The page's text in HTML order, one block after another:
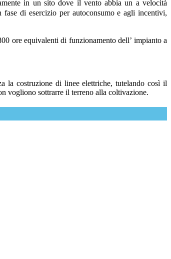
in un sito dove il vento abbia un a velocità
fase di esercizio per autoconsumo e agli incentivi,
ore equivalenti di funzionamento dell’ impianto a
la costruzione di linee elettriche, tutelando così il
vogliono sottrarre il terreno alla coltivazione.